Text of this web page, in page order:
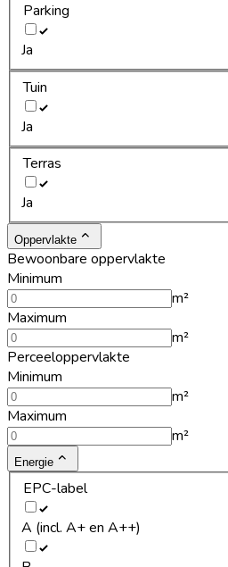
Parking
Ja
Tuin
Ja
Terras
Ja
Oppervlakte
Bewoonbare oppervlakte
Minimum
m²
Maximum
m²
Perceeloppervlakte
Minimum
m²
Maximum
m²
Energie
EPC-label
A (incl. A+ en A++)